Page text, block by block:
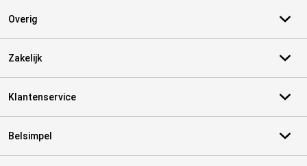
Overig
Zakelijk
Klantenservice
Belsimpel